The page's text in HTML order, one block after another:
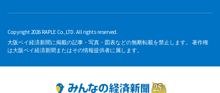
Copyright 2026 RAPLE Co.,LTD. All rights reserved.
大阪ベイ経済新聞に掲載の記事・写真・図表などの無断転載を禁止します。 著作権
は大阪ベイ経済新聞またはその情報提供者に属します。